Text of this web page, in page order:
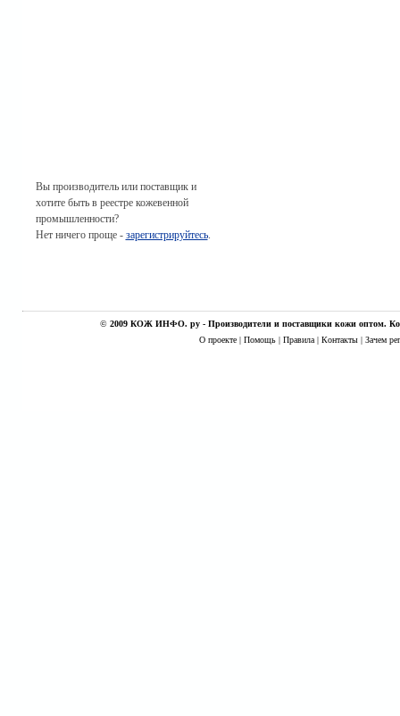
Вы производитель или поставщик и
хотите быть в реестре кожевенной
промышленности?
Нет ничего проще - зарегистрируйтесь.
© 2009 КОЖ ИНФО. ру - Производители и поставщики кожи оптом.
О проекте | Помощь | Правила | Контакты | Зачем